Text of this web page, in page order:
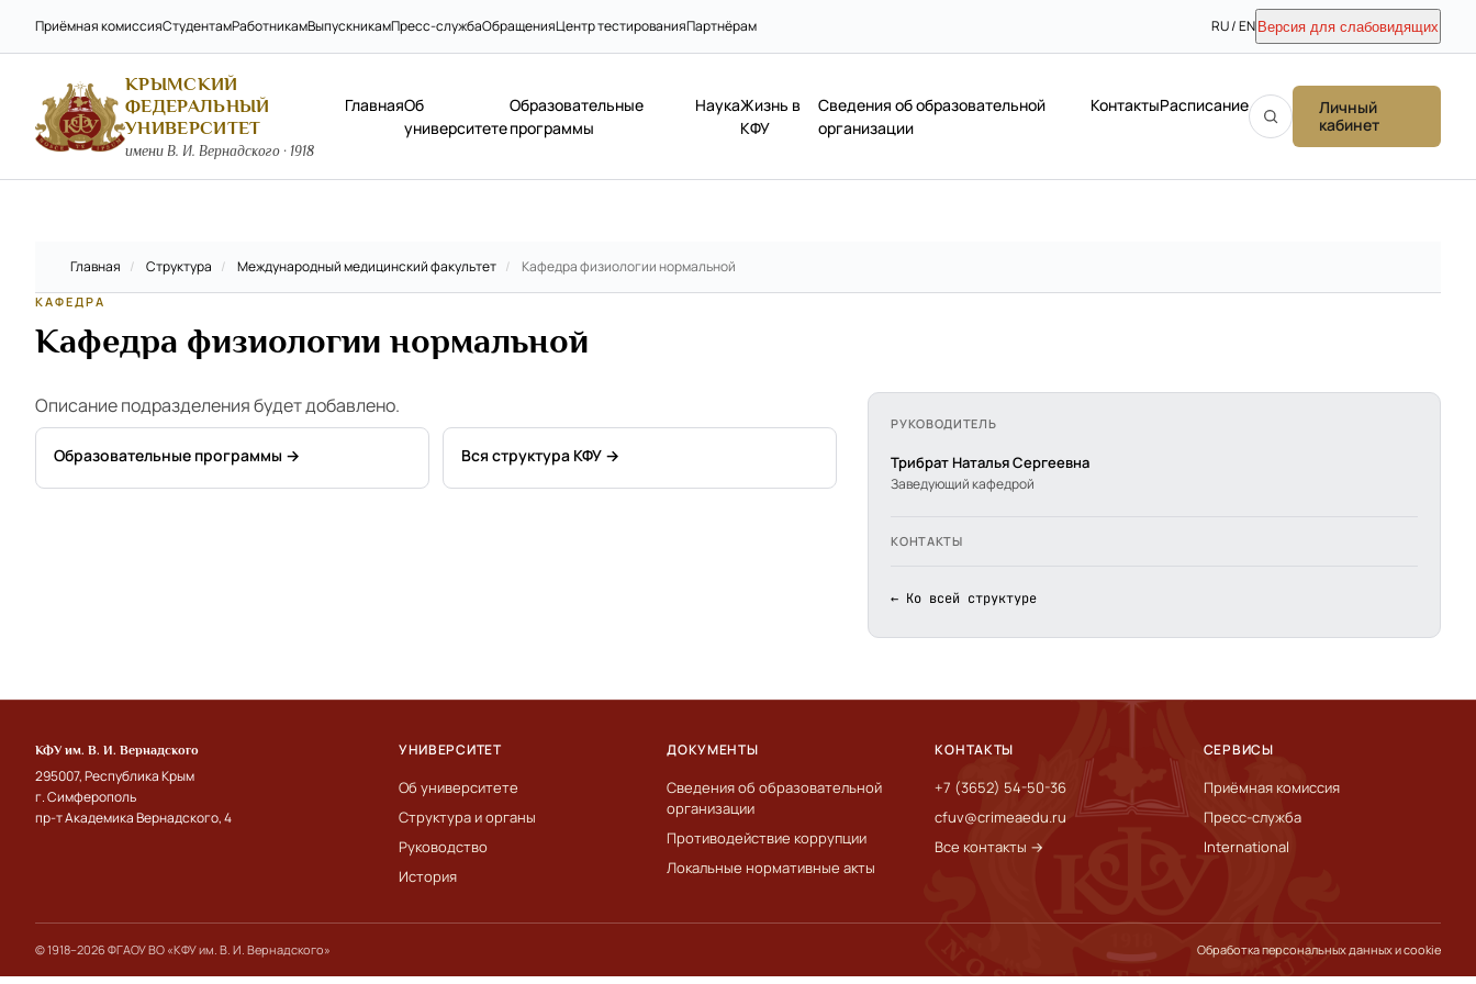
Приёмная комиссияСтудентамРаботникамВыпускникамПресс-службаОбращенияЦентр тестированияПартнёрам RU / EN Версия для слабовидящих
КРЫМСКИЙ
ФЕДЕРАЛЬНЫЙ
УНИВЕРСИТЕТ
имени В. И. Вернадского · 1918
ГлавнаяОб
университете
Образовательные
программы
НаукаЖизнь в
КФУ
Сведения об образовательной
организации
КонтактыРасписание
Личный
кабинет
Главная / Структура / Международный медицинский факультет / Кафедра физиологии нормальной
КАФЕДРА
Кафедра физиологии нормальной
Описание подразделения будет добавлено.
Образовательные программы → Вся структура КФУ →
РУКОВОДИТЕЛЬ
Трибрат Наталья Сергеевна
Заведующий кафедрой
КОНТАКТЫ
← Ко всей структуре
КФУ им. В. И. Вернадского
295007, Республика Крым
г. Симферополь
пр-т Академика Вернадского, 4
УНИВЕРСИТЕТ
Об университете
Структура и органы
Руководство
История
ДОКУМЕНТЫ
Сведения об образовательной
организации
Противодействие коррупции
Локальные нормативные акты
КОНТАКТЫ
+7 (3652) 54-50-36
cfuv@crimeaedu.ru
Все контакты →
СЕРВИСЫ
Приёмная комиссия
Пресс-служба
International
© 1918–2026 ФГАОУ ВО «КФУ им. В. И. Вернадского» Обработка персональных данных и cookie